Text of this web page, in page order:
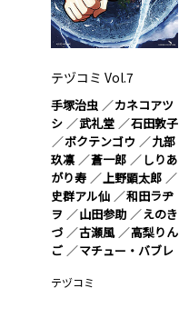
テヅコミ Vol.7
手塚治虫
カネコアツ
シ
武礼堂
石田敦子
ボクテンゴウ
九部
玖凛
蒼一郎
しりあ
がり寿
上野顕太郎
史群アル仙
和田ラヂ
ヲ
山田参助
えのき
づ
古瀬風
高梨りん
ご
マチュー・バブレ
テヅコミ